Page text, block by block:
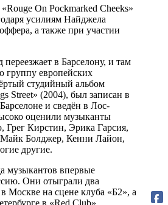
On Pockmarked Cheeks»
усилиям Найджела
а также при участии
в Барселону, и там
группу европейских
студийный альбом
Street» (2004), был записан в
и сведён в Лос-
оценили музыканты
Кирстин, Эрика Гарсия,
Болджер, Кенни Лайон,
другие.
музыкантов впервые
Они отыграли два
Москве на сцене клуба «Б2», а
в «Red Club».